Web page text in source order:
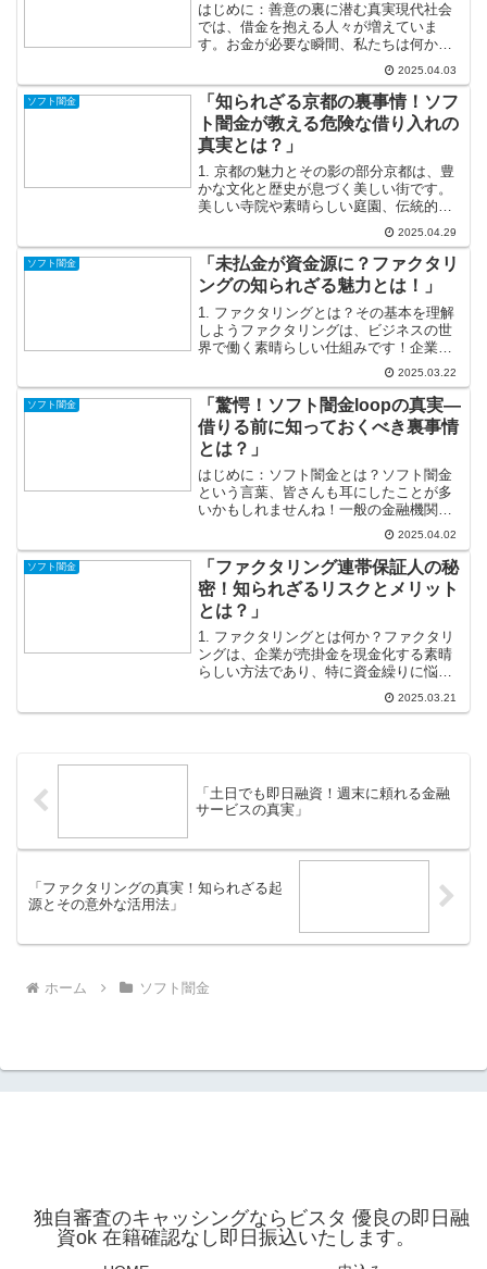
はじめに：善意の裏に潜む真実現代社会
では、借金を抱える人々が増えていま
す。お金が必要な瞬間、私たちは何かし
らの方法でその資金を調達しなければな
りません。その中で耳にする「ヤミ金」
という言葉は、決して良い印象を持つも
のではありません。しかし、...
2025.04.03
ソフト闇金
「知られざる京都の裏事情！ソフ
ト闇金が教える危険な借り入れの
真実とは？」
1. 京都の魅力とその影の部分京都は、豊
かな文化と歴史が息づく美しい街です。
美しい寺院や素晴らしい庭園、伝統的な
町並みが広がり、訪れる人々を魅了して
います。しかしながら、その華やかな表
面の裏側には、様々な問題が潜んでいる
ことも事実です。特に...
2025.04.29
ソフト闇金
「未払金が資金源に？ファクタリ
ングの知られざる魅力とは！」
1. ファクタリングとは？その基本を理解
しようファクタリングは、ビジネスの世
界で働く素晴らしい仕組みです！企業が
未払金（売掛金）をファクタリング会社
に売却することで、瞬時に現金を手に入
れることができるのです。これは特に中
小企業にとって、資金...
2025.03.22
ソフト闇金
「驚愕！ソフト闇金loopの真実—
借りる前に知っておくべき裏事情
とは？」
はじめに：ソフト闇金とは？ソフト闇金
という言葉、皆さんも耳にしたことが多
いかもしれませんね！一般の金融機関で
はなかなか借りられない資金を、比較的
簡単に提供してくれるサービスとして注
目されています。しかし、「ソフト」と
いう言葉がつくからといっ...
2025.04.02
ソフト闇金
「ファクタリング連帯保証人の秘
密！知られざるリスクとメリット
とは？」
1. ファクタリングとは何か？ファクタリ
ングは、企業が売掛金を現金化する素晴
らしい方法であり、特に資金繰りに悩む
中小企業にとっては救世主とも言える存
在です！ビジネスを展開するには資金が
2025.03.21
「土日でも即日融資！週末に頼れる金融
サービスの真実」
「ファクタリングの真実！知られざる起
源とその意外な活用法」
ホーム ソフト闇金
独自審査のキャッシングならビスタ 優良の即日融
資ok 在籍確認なし即日振込いたします。